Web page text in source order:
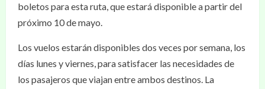
boletos para esta ruta, que estará disponible a partir del
próximo 10 de mayo.
Los vuelos estarán disponibles dos veces por semana, los
días lunes y viernes, para satisfacer las necesidades de
los pasajeros que viajan entre ambos destinos. La